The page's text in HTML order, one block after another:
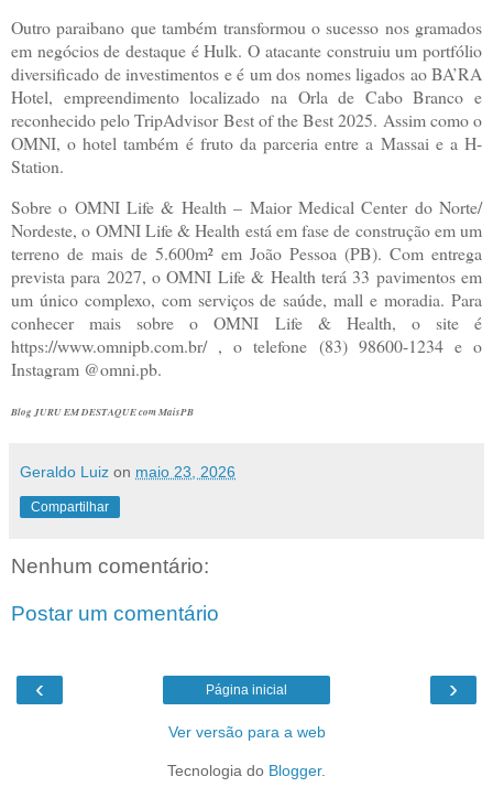
Outro paraibano que também transformou o sucesso nos gramados
em negócios de destaque é Hulk. O atacante construiu um portfólio
diversificado de investimentos e é um dos nomes ligados ao BA’RA
Hotel, empreendimento localizado na Orla de Cabo Branco e
reconhecido pelo TripAdvisor Best of the Best 2025. Assim como o
OMNI, o hotel também é fruto da parceria entre a Massai e a H-
Station.
Sobre o OMNI Life & Health – Maior Medical Center do Norte/
Nordeste, o OMNI Life & Health está em fase de construção em um
terreno de mais de 5.600m² em João Pessoa (PB). Com entrega
prevista para 2027, o OMNI Life & Health terá 33 pavimentos em
um único complexo, com serviços de saúde, mall e moradia. Para
conhecer mais sobre o OMNI Life & Health, o site é
https://www.omnipb.com.br/ , o telefone (83) 98600-1234 e o
Instagram @omni.pb.
Blog JURU EM DESTAQUE com MaisPB
Geraldo Luiz on maio 23, 2026
Compartilhar
Nenhum comentário:
Postar um comentário
‹ ›
Página inicial
Ver versão para a web
Tecnologia do Blogger.